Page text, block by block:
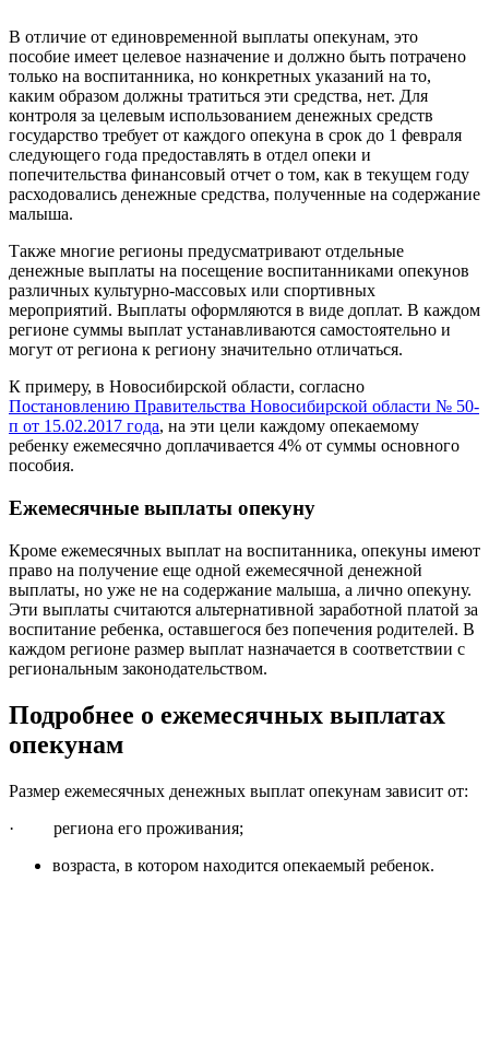
В отличие от единовременной выплаты опекунам, это
пособие имеет целевое назначение и должно быть потрачено
только на воспитанника, но конкретных указаний на то,
каким образом должны тратиться эти средства, нет. Для
контроля за целевым использованием денежных средств
государство требует от каждого опекуна в срок до 1 февраля
следующего года предоставлять в отдел опеки и
попечительства финансовый отчет о том, как в текущем году
расходовались денежные средства, полученные на содержание
малыша.
Также многие регионы предусматривают отдельные
денежные выплаты на посещение воспитанниками опекунов
различных культурно-массовых или спортивных
мероприятий. Выплаты оформляются в виде доплат. В каждом
регионе суммы выплат устанавливаются самостоятельно и
могут от региона к региону значительно отличаться.
К примеру, в Новосибирской области, согласно
Постановлению Правительства Новосибирской области № 50-
п от 15.02.2017 года, на эти цели каждому опекаемому
ребенку ежемесячно доплачивается 4% от суммы основного
пособия.
Ежемесячные выплаты опекуну
Кроме ежемесячных выплат на воспитанника, опекуны имеют
право на получение еще одной ежемесячной денежной
выплаты, но уже не на содержание малыша, а лично опекуну.
Эти выплаты считаются альтернативной заработной платой за
воспитание ребенка, оставшегося без попечения родителей. В
каждом регионе размер выплат назначается в соответствии с
региональным законодательством.
Подробнее о ежемесячных выплатах
опекунам
Размер ежемесячных денежных выплат опекунам зависит от:
· региона его проживания;
возраста, в котором находится опекаемый ребенок.